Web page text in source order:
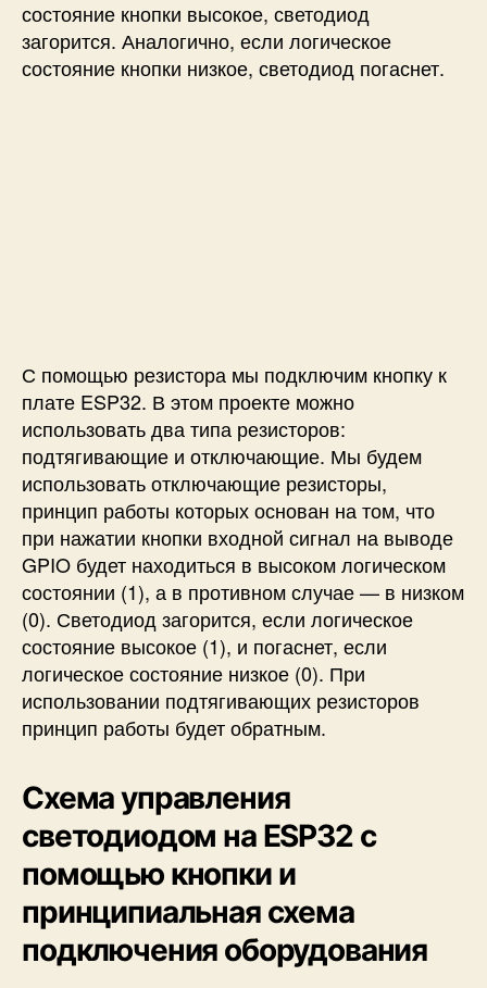
состояние кнопки высокое, светодиод
загорится. Аналогично, если логическое
состояние кнопки низкое, светодиод погаснет.
С помощью резистора мы подключим кнопку к
плате ESP32. В этом проекте можно
использовать два типа резисторов:
подтягивающие и отключающие. Мы будем
использовать отключающие резисторы,
принцип работы которых основан на том, что
при нажатии кнопки входной сигнал на выводе
GPIO будет находиться в высоком логическом
состоянии (1), а в противном случае — в низком
(0). Светодиод загорится, если логическое
состояние высокое (1), и погаснет, если
логическое состояние низкое (0). При
использовании подтягивающих резисторов
принцип работы будет обратным.
Схема управления
светодиодом на ESP32 с
помощью кнопки и
принципиальная схема
подключения оборудования